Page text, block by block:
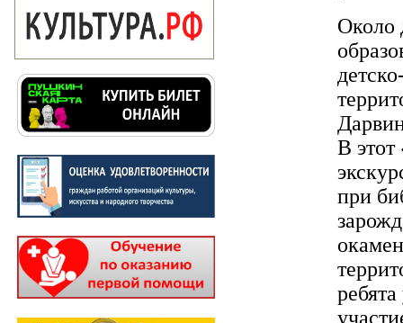
Около
В этот
при